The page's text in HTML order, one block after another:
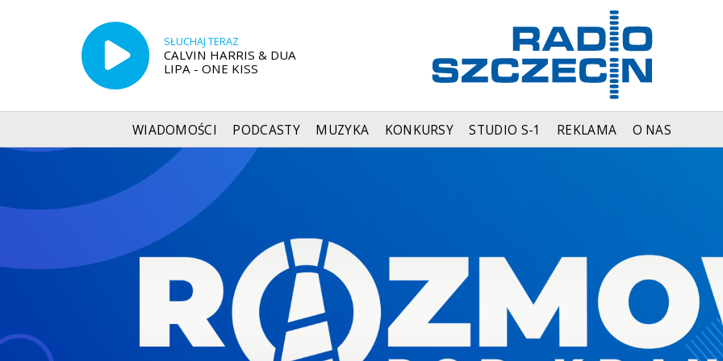
SŁUCHAJ TERAZ
CALVIN HARRIS & DUA
LIPA - ONE KISS
WIADOMOŚCI PODCASTY MUZYKA KONKURSY STUDIO S-1 REKLAMA O NAS